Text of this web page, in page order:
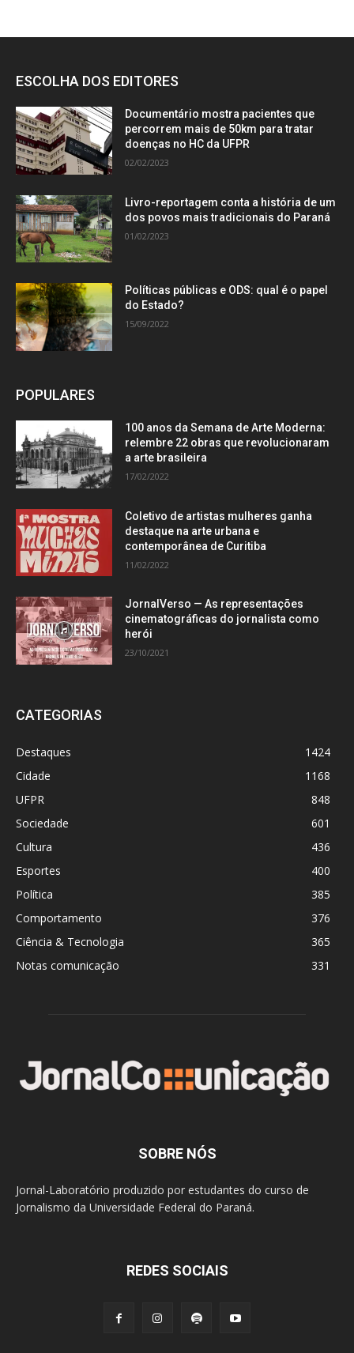
ESCOLHA DOS EDITORES
Documentário mostra pacientes que
percorrem mais de 50km para tratar
doenças no HC da UFPR
02/02/2023
Livro-reportagem conta a história de um
dos povos mais tradicionais do Paraná
01/02/2023
Políticas públicas e ODS: qual é o papel
do Estado?
15/09/2022
POPULARES
100 anos da Semana de Arte Moderna:
relembre 22 obras que revolucionaram
a arte brasileira
17/02/2022
Coletivo de artistas mulheres ganha
destaque na arte urbana e
contemporânea de Curitiba
11/02/2022
JornalVerso — As representações
cinematográficas do jornalista como
herói
23/10/2021
CATEGORIAS
Destaques
1424
Cidade
1168
UFPR
848
Sociedade
601
Cultura
436
Esportes
400
Política
385
Comportamento
376
Ciência & Tecnologia
365
Notas comunicação
331
SOBRE NÓS
Jornal-Laboratório produzido por estudantes do curso de
Jornalismo da Universidade Federal do Paraná.
REDES SOCIAIS